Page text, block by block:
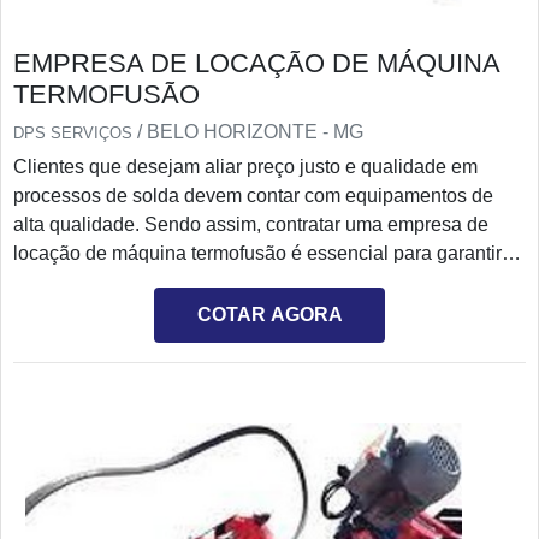
EMPRESA DE LOCAÇÃO DE MÁQUINA
TERMOFUSÃO
DPS SERVIÇOS / BELO HORIZONTE - MG
Clientes que desejam aliar preço justo e qualidade em
processos de solda devem contar com equipamentos de
alta qualidade. Sendo assim, contratar uma empresa de
locação de máquina termofusão é essencial para garantir
custo-benefício.AS PRINCIPAIS CARACTERÍSTICAS DO
EQUIPAMENTOAs soldas de termofusão são essenciais
em tubos de PEAD e PP. Isso porque eles são feitos de
atividades, seja saneamento, químico, entre outros. Por
isso, é fundamental contar com uma empresa de qualidade
reconhecida, como a DPS, para realizar a locação.A DPS é
uma empresa especializada no aluguel de equipamentos,
COTAR AGORA